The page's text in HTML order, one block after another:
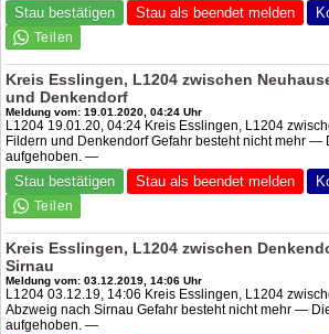
Stau bestätigen Stau als beendet melden
Kreis Esslingen, L1204 zwischen
und Denkendorf
Meldung vom: 19.01.2020, 04:24 Uhr
L1204 19.01.20, 04:24 Kreis Esslingen, L1204
Fildern und Denkendorf Gefahr besteht nicht mehr —
aufgehoben. —
Stau bestätigen Stau als beendet melden
Kreis Esslingen, L1204 zwischen
Sirnau
Meldung vom: 03.12.2019, 14:06 Uhr
L1204 03.12.19, 14:06 Kreis Esslingen, L1204
Abzweig nach Sirnau Gefahr besteht nicht mehr —
aufgehoben. —